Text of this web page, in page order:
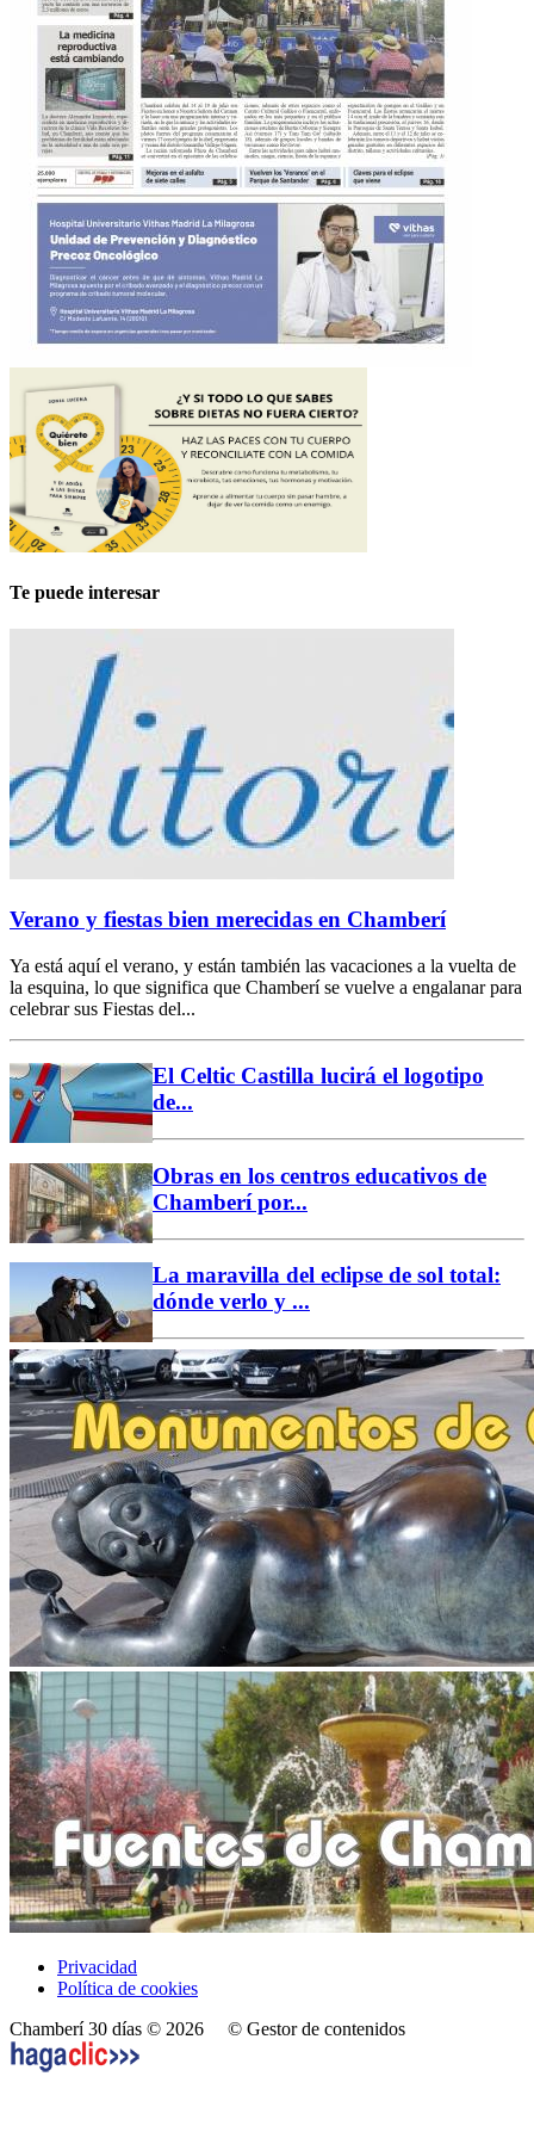
Te puede interesar
Verano y fiestas bien merecidas en Chamberí
Ya está aquí el verano, y están también las vacaciones a la vuelta de
la esquina, lo que significa que Chamberí se vuelve a engalanar para
celebrar sus Fiestas del...
El Celtic Castilla lucirá el logotipo
de...
Obras en los centros educativos de
Chamberí por...
La maravilla del eclipse de sol total:
dónde verlo y ...
Privacidad
Política de cookies
Chamberí 30 días © 2026 © Gestor de contenidos